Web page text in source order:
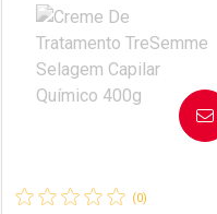
Laboratório
Por Menos
(0)
AVISE-ME